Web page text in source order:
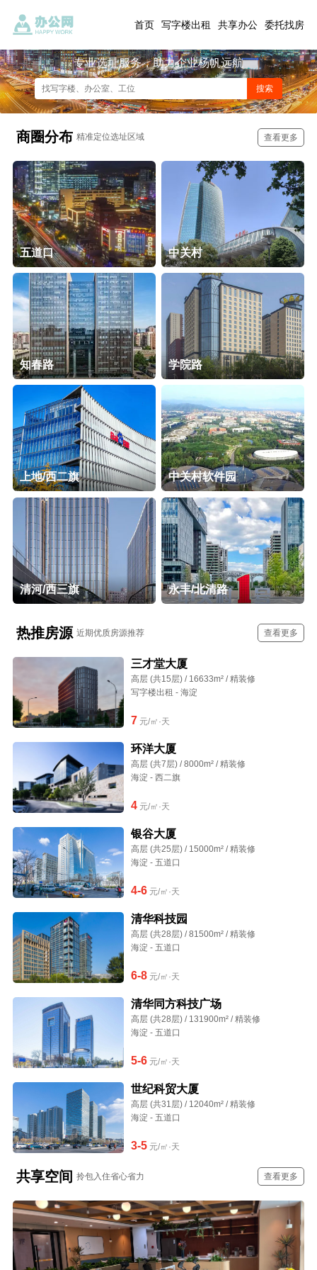
首页 写字楼出租 共享办公 委托找房
专业选址服务，助力企业杨帆远航
商圈分布 精准定位选址区域 查看更多
五道口 中关村
知春路 学院路
上地/西二旗 中关村软件园
清河/西三旗 永丰/北清路
热推房源 近期优质房源推荐 查看更多
三才堂大厦
高层 (共15层) / 16633m² / 精装修
写字楼出租 - 海淀
7 元/㎡·天
环洋大厦
高层 (共7层) / 8000m² / 精装修
海淀 - 西二旗
4元/㎡·天
银谷大厦
高层 (共25层) / 15000m² / 精装修
海淀 - 五道口
4-6元/㎡·天
清华科技园
高层 (共28层) / 81500m² / 精装修
海淀 - 五道口
6-8元/㎡·天
清华同方科技广场
高层 (共28层) / 131900m² / 精装修
海淀 - 五道口
5-6元/㎡·天
世纪科贸大厦
高层 (共31层) / 12040m² / 精装修
海淀 - 五道口
3-5元/㎡·天
共享空间 拎包入住省心省力 查看更多